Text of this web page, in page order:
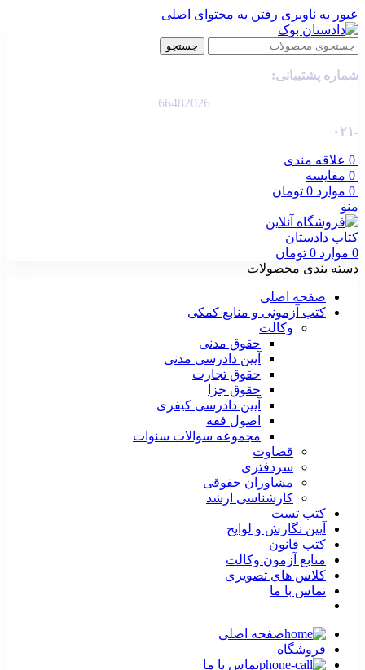
عبور به ناوبری رفتن به محتوای اصلی
جستجو
شماره پشتیبانی:
66482026
-۰۲۱
0 علاقه مندی
0 مقایسه
0 موارد 0 تومان
منو
0 موارد 0 تومان
دسته بندی محصولات
صفحه اصلی
کتب آزمونی و منابع کمکی
وکالت
حقوق مدنی
آیین دادرسی مدنی
حقوق تجارت
حقوق جزا
آیین دادرسی کیفری
اصول فقه
مجموعه سوالات سنوات
قضاوت
سردفتری
مشاوران حقوقی
کارشناسی ارشد
کتب تست
آیین نگارش و لوایح
کتب قانون
منابع آزمون وکالت
کلاس های تصویری
تماس با ما
صفحه اصلی
فروشگاه
تماس با ما